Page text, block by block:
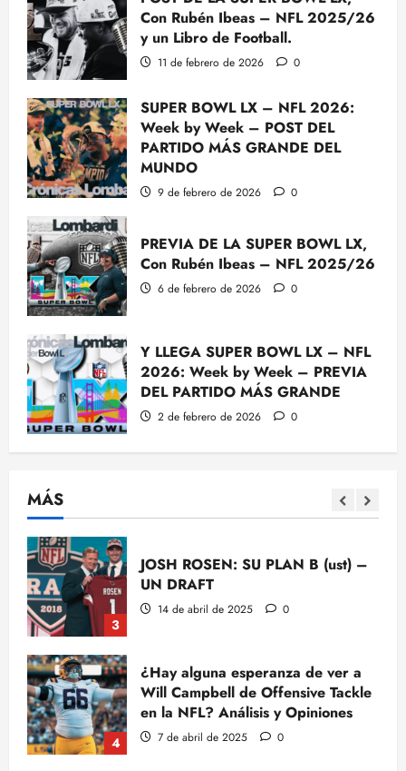
Con Rubén Ibeas – NFL 2025/26
y un Libro de Football.
11 de febrero de 2026 0
SUPER BOWL LX – NFL 2026:
Week by Week – POST DEL
PARTIDO MÁS GRANDE DEL
MUNDO
9 de febrero de 2026 0
PREVIA DE LA SUPER BOWL LX,
Con Rubén Ibeas – NFL 2025/26
6 de febrero de 2026 0
Y LLEGA SUPER BOWL LX – NFL
2026: Week by Week – PREVIA
DEL PARTIDO MÁS GRANDE
2 de febrero de 2026 0
MÁS
3
14 de abril de 2025 0
4
Will Campbell de Offensive Tackle
en la NFL? Análisis y Opiniones
7 de abril de 2025 0
5
UNA FOTO, LOS YANKEES, EL
HISTORIA DE LA NFL
1
OTRAS AFIRMACIONES
DESMENTIDAS SOBRE ESTE
#NFLDRAFT2025
16 de abril de 2025 0
QB?: Razones; Beatwriters; La
3
JOSH ROSEN: SU PLAN B (ust) –
UN DRAFT
14 de abril de 2025 0
4
¿Hay alguna esperanza de ver a
Will Campbell de Offensive Tackle
en la NFL? Análisis y Opiniones
7 de abril de 2025 0